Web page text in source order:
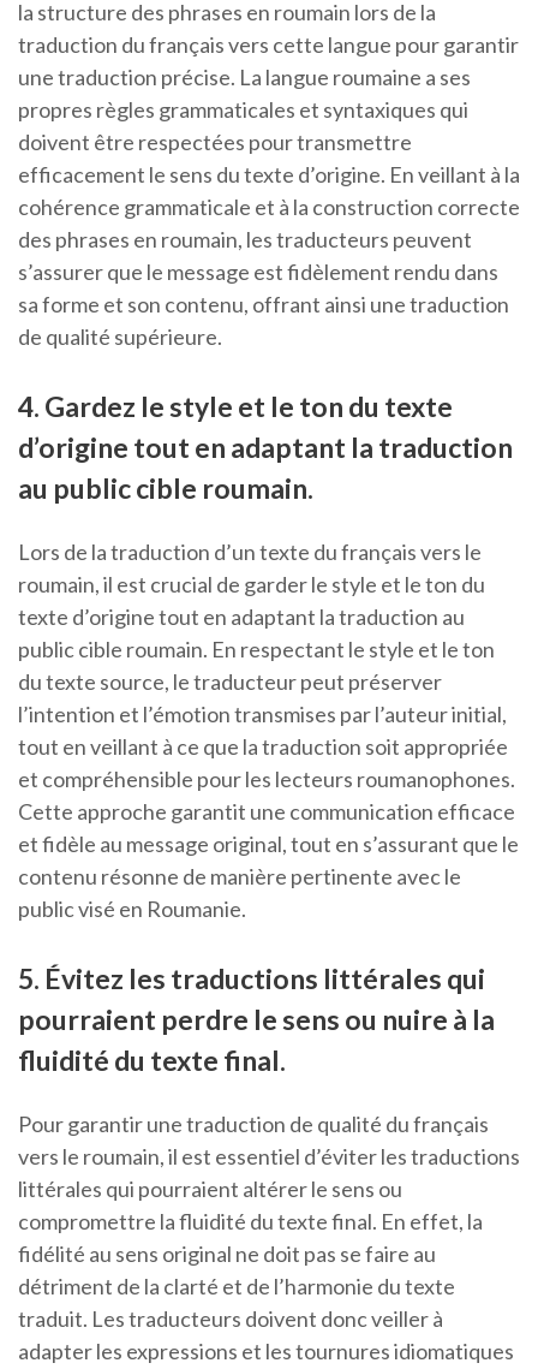
la structure des phrases en roumain lors de la
traduction du français vers cette langue pour garantir
une traduction précise. La langue roumaine a ses
propres règles grammaticales et syntaxiques qui
doivent être respectées pour transmettre
efficacement le sens du texte d’origine. En veillant à la
cohérence grammaticale et à la construction correcte
des phrases en roumain, les traducteurs peuvent
s’assurer que le message est fidèlement rendu dans
sa forme et son contenu, offrant ainsi une traduction
de qualité supérieure.
4. Gardez le style et le ton du texte
d’origine tout en adaptant la traduction
au public cible roumain.
Lors de la traduction d’un texte du français vers le
roumain, il est crucial de garder le style et le ton du
texte d’origine tout en adaptant la traduction au
public cible roumain. En respectant le style et le ton
du texte source, le traducteur peut préserver
l’intention et l’émotion transmises par l’auteur initial,
tout en veillant à ce que la traduction soit appropriée
et compréhensible pour les lecteurs roumanophones.
Cette approche garantit une communication efficace
et fidèle au message original, tout en s’assurant que le
contenu résonne de manière pertinente avec le
public visé en Roumanie.
5. Évitez les traductions littérales qui
pourraient perdre le sens ou nuire à la
fluidité du texte final.
Pour garantir une traduction de qualité du français
vers le roumain, il est essentiel d’éviter les traductions
littérales qui pourraient altérer le sens ou
compromettre la fluidité du texte final. En effet, la
fidélité au sens original ne doit pas se faire au
détriment de la clarté et de l’harmonie du texte
traduit. Les traducteurs doivent donc veiller à
adapter les expressions et les tournures idiomatiques